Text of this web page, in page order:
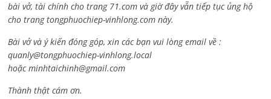
bài vở, tài chính cho trang 71.com và giờ đây vẫn tiếp tục ủng hộ
cho trang tongphuochiep-vinhlong.com này.
Bài vở và ý kiến đóng góp, xin các bạn vui lòng email về :
quanly@tongphuochiep-vinhlong.local
hoặcminhtaichinh@gmail.com
Thành thật cám ơn.